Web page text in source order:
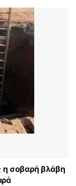
σοβαρή βλάβη